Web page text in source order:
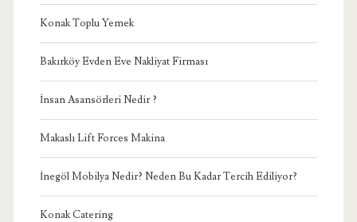
Konak Toplu Yemek
Bakırköy Evden Eve Nakliyat Firması
İnsan Asansörleri Nedir ?
Makaslı Lift Forces Makina
İnegöl Mobilya Nedir? Neden Bu Kadar Tercih Ediliyor?
Konak Catering